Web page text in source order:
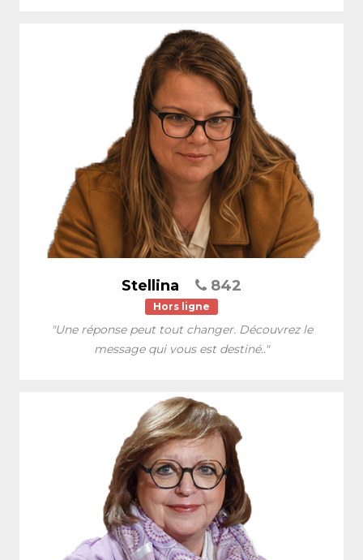
Stellina 842
Hors ligne
"Une réponse peut tout changer. Découvrez le
message qui vous est destiné.."